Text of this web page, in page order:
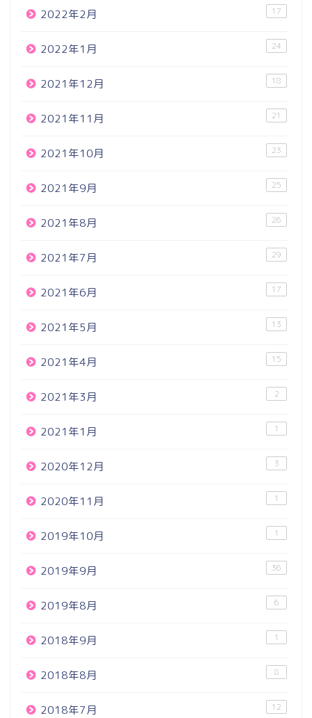
2022年2月 17
2022年1月 24
2021年12月 18
2021年11月 21
2021年10月 23
2021年9月 25
2021年8月 26
2021年7月 29
2021年6月 17
2021年5月 13
2021年4月 15
2021年3月 2
2021年1月 1
2020年12月 3
2020年11月 1
2019年10月 1
2019年9月 36
2019年8月 6
2018年9月 1
2018年8月 8
2018年7月 12